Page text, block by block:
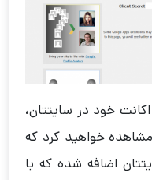
خود در سایتتان،
خواهید کرد که
اضافه شده که با